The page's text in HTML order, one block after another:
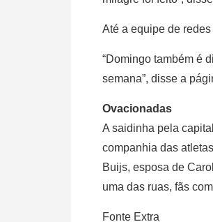
Até a equipe de
“Domingo também é
semana”, disse a
Ovacionadas
A saidinha pela
companhia das
Buijs, esposa de
uma das ruas, fãs
Fonte Extra